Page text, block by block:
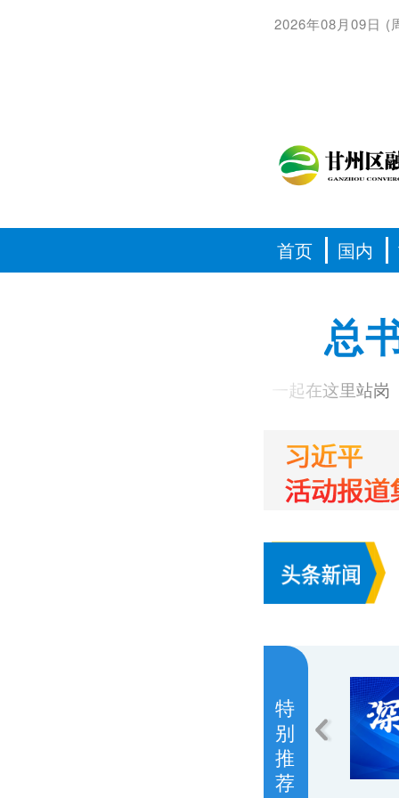
2026年08月09日 (
首页 国内
总
习语丨我和你们一起在这里站岗
特
别
推
荐